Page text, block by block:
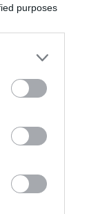
purposes
1 napja
Newey biztos